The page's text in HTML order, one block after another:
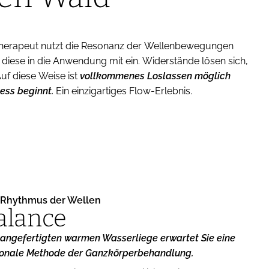
nutzt die Resonanz der Wellenbewegungen
diese Weise ist vollkommenes Loslassen möglich
beginnt. Ein einzigartiges Flow-Erlebnis.
der Wellen​
warmen Wasserliege erwartet Sie eine
Methode der Ganzkörperbehandlung.